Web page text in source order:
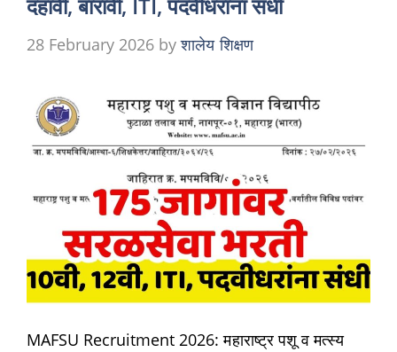
28 February 2026 byशालेय शिक्षण
MAFSU Recruitment 2026: महाराष्ट्र पशू व मत्स्य